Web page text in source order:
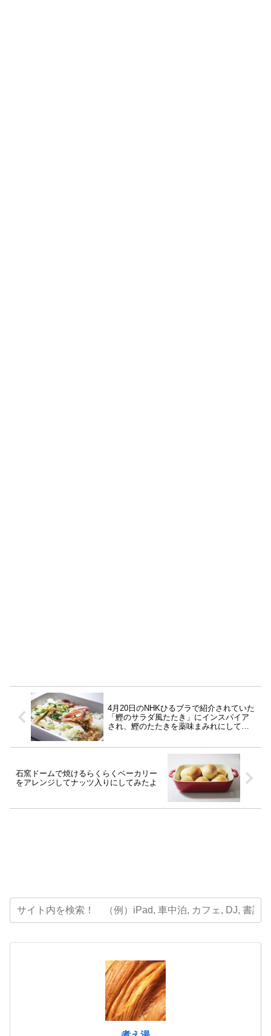
4月20日のNHKひるブラで紹介されていた
「鰹のサラダ風たたき」にインスパイア
され、鰹のたたきを薬味まみれにして食
石窯ドームで焼けるらくらくベーカリー
をアレンジしてナッツ入りにしてみたよ